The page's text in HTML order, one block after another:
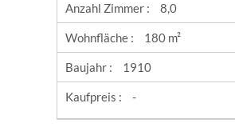
Anzahl Zimmer : 8,0
Wohnfläche : 180 m²
Baujahr : 1910
Kaufpreis : -